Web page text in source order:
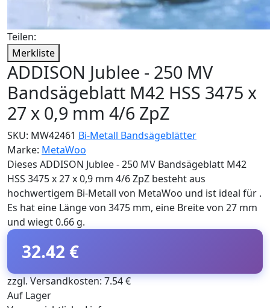
Teilen:
Merkliste
ADDISON Jublee - 250 MV
Bandsägeblatt M42 HSS 3475 x
27 x 0,9 mm 4/6 ZpZ
SKU: MW42461 Bi-Metall Bandsägeblätter
Marke: MetaWoo
Dieses ADDISON Jublee - 250 MV Bandsägeblatt M42
HSS 3475 x 27 x 0,9 mm 4/6 ZpZ besteht aus
hochwertigem Bi-Metall von MetaWoo und ist ideal für .
Es hat eine Länge von 3475 mm, eine Breite von 27 mm
und wiegt 0.66 g.
32.42 €
zzgl. Versandkosten: 7.54 €
Auf Lager